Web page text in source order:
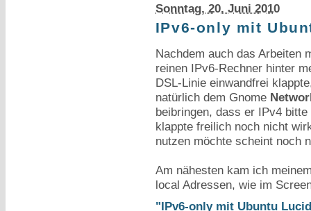
Sonntag, 20. Juni 2010
IPv6-only mit
Nachdem auch das Arbeiten
reinen IPv6-Rechner hinter
DSL-Linie einwandfrei
natürlich dem Gnome
beibringen, dass er IPv4
klappte freilich noch nicht
nutzen möchte scheint noch
Am nähesten kam ich
local Adressen, wie im
"IPv6-only mit Ubuntu